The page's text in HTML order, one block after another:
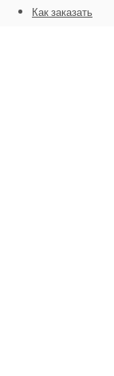
Как заказать